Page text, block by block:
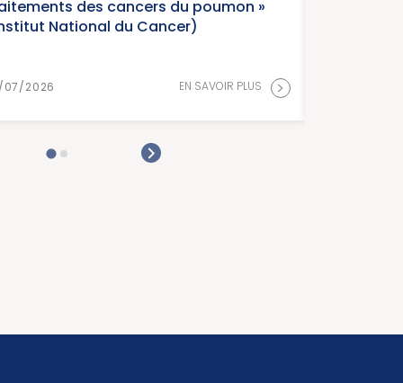
France, édition 2026
15/07/2026